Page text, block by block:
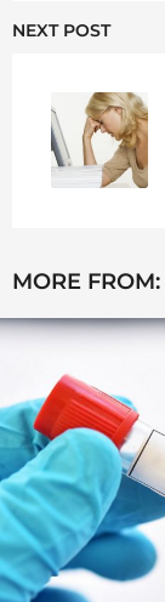
NEXT POST
MORE FROM: